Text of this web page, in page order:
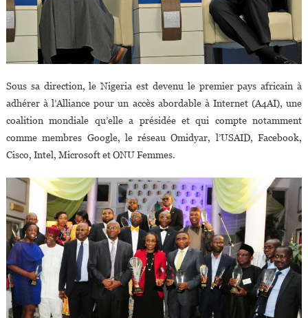
Sous sa direction, le Nigeria est devenu le premier pays africain à
adhérer à l’Alliance pour un accès abordable à Internet (A4AI), une
coalition mondiale qu’elle a présidée et qui compte notamment
comme membres Google, le réseau Omidyar, l’USAID, Facebook,
Cisco, Intel, Microsoft et ONU Femmes.